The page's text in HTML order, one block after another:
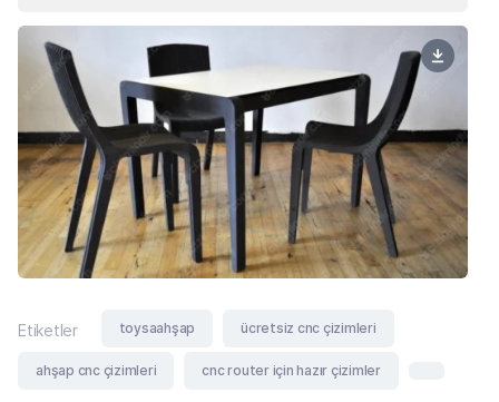
Etiketler toysaahşap ücretsiz cnc çizimleri
ahşap cnc çizimleri cnc router için hazır çizimler